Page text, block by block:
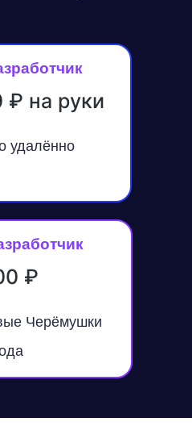
₽ на руки
удалённо
Черёмушки
₽